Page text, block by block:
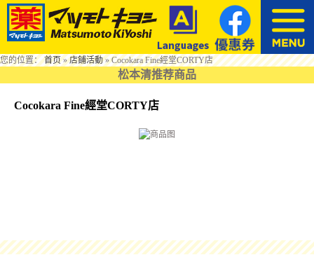
您的位置：首页»店鋪活動»Cocokara Fine經堂CORTY店
松本清推荐商品
Cocokara Fine經堂CORTY店